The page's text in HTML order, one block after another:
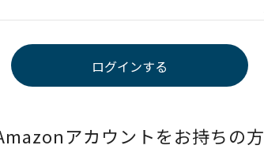
アカウントをお持ちの方